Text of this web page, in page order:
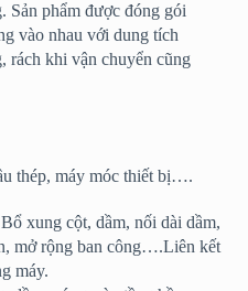
Sản phẩm được đóng gói
vào nhau với dung tích
rách khi vận chuyển cũng
thép, máy móc thiết bị….
xung cột, dầm, nối dài dầm,
mở rộng ban công….Liên kết
máy.